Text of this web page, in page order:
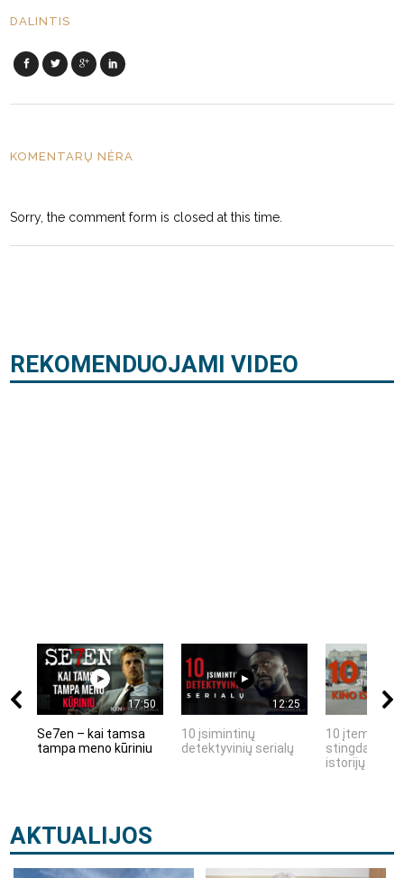
DALINTIS
KOMENTARŲ NĖRA
Sorry, the comment form is closed at this time.
REKOMENDUOJAMI VIDEO
17:50
Se7en – kai tamsa
tampa meno kūriniu
12:25
10 įsimintinų
detektyvinių serialų
10 įtemptų,
stingdančių
istorijų
AKTUALIJOS